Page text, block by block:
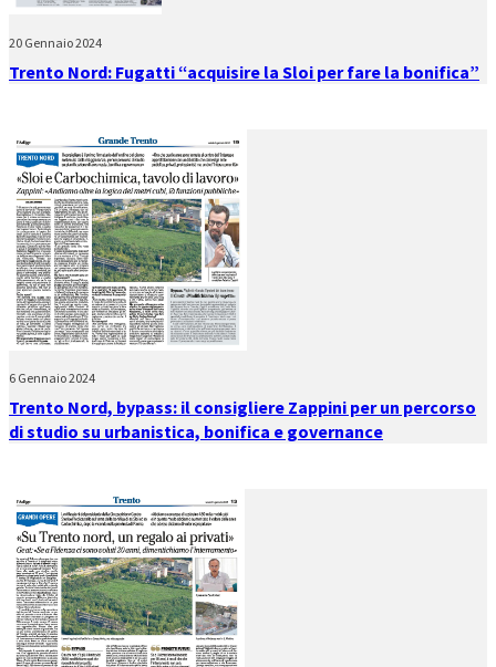
20 Gennaio 2024
Trento Nord: Fugatti “acquisire la Sloi per fare la bonifica”
6 Gennaio 2024
Trento Nord, bypass: il consigliere Zappini per un percorso
di studio su urbanistica, bonifica e governance